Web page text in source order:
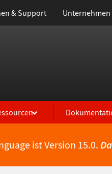
& Support Unternehmen
ist Version 15.0.